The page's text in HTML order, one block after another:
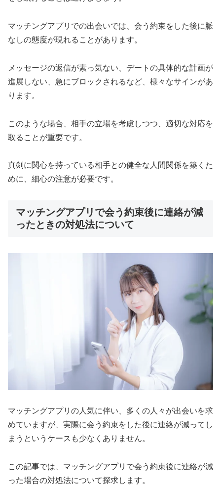
マッチングアプリでの出会いでは、会う約束をした後に脈
なしの態度が現れることがあります。
メッセージの返信が素っ気ない、デートの具体的な計画が
進展しない、急にブロックされるなど、様々なサインがあ
ります。
このような場合、相手の立場を考慮しつつ、適切な対応を
取ることが重要です。
真剣に関心を持っている相手との健全な人間関係を築くた
めに、細心の注意が必要です。
マッチングアプリで会う約束後に連絡が減
ったときの対処法について
マッチングアプリの人気に伴い、多くの人々が出会いを求
めていますが、実際に会う約束をした後に連絡が減ってし
まうというケースも少なくありません。
この記事では、マッチングアプリで会う約束後に連絡が減
った場合の対処法について探求します。